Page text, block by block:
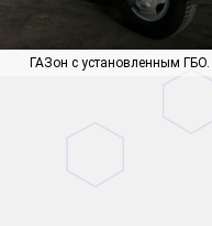
ГАЗон с установленным ГБО.